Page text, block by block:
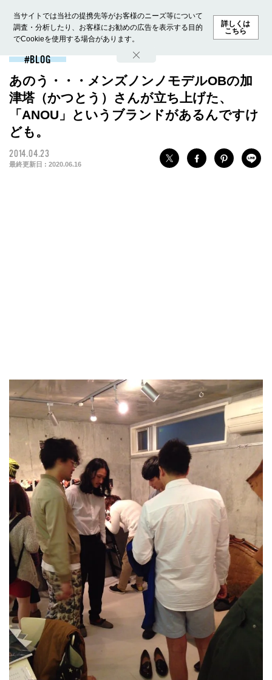
当サイトでは当社の提携先等がお客様のニーズ等について
調査・分析したり、お客様にお勧めの広告を表示する目的
でCookieを使用する場合があります。
詳しくは
こちら
ホーム モデル募集 ランキング ファッション ビューテ
BLOG
あのう・・・メンズノンノモデルOBの加
津塔（かつとう）さんが立ち上げた、
「ANOU」というブランドがあるんですけ
ども。
2014.04.23
最終更新日 : 2020.06.16